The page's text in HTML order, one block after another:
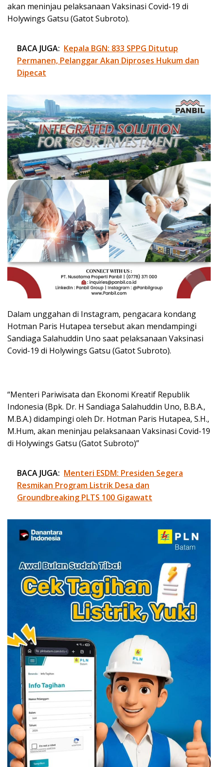
akan meninjau pelaksanaan Vaksinasi Covid-19 di
Holywings Gatsu (Gatot Subroto).
BACA JUGA: Kepala BGN: 833 SPPG Ditutup
Permanen, Pelanggar Akan Diproses Hukum dan
Dipecat
Dalam unggahan di Instagram, pengacara kondang
Hotman Paris Hutapea tersebut akan mendampingi
Sandiaga Salahuddin Uno saat pelaksanaan Vaksinasi
Covid-19 di Holywings Gatsu (Gatot Subroto).
“Menteri Pariwisata dan Ekonomi Kreatif Republik
Indonesia (Bpk. Dr. H Sandiaga Salahuddin Uno, B.B.A.,
M.B.A.) didampingi oleh Dr. Hotman Paris Hutapea, S.H.,
M.Hum, akan meninjau pelaksanaan Vaksinasi Covid-19
di Holywings Gatsu (Gatot Subroto)”
BACA JUGA: Menteri ESDM: Presiden Segera
Resmikan Program Listrik Desa dan
Groundbreaking PLTS 100 Gigawatt